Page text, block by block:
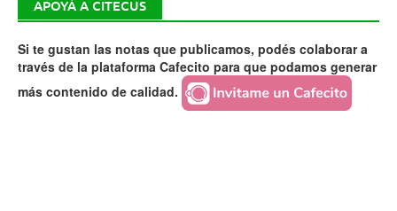
APOYÁ A CITECUS
Si te gustan las notas que publicamos, podés colaborar a
través de la plataforma Cafecito para que podamos generar
más contenido de calidad.